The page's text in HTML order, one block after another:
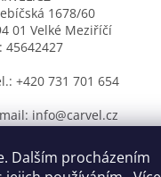
Dalším procházením
1678/60
01 Velké Meziříčí
45642427
+420 731 701 654
info@carvel.cz